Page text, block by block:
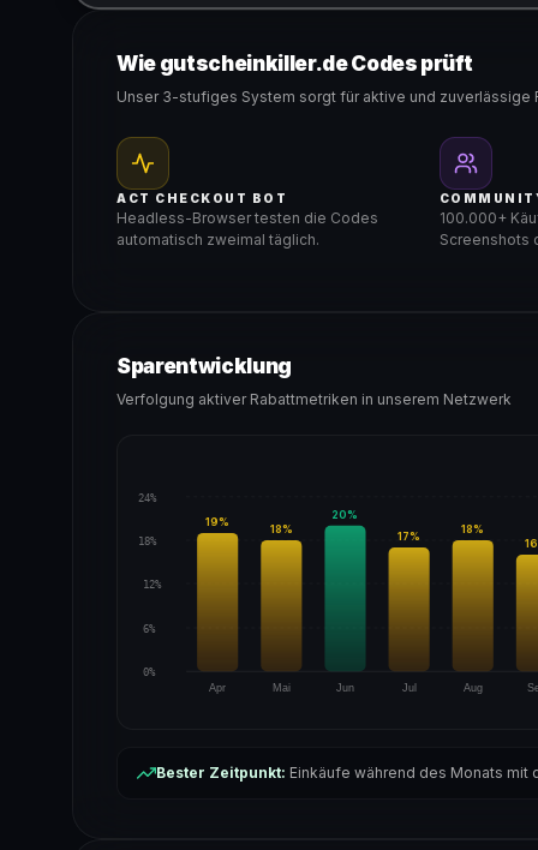
Gültig für teilnehmende Produkte
Wie gutscheinkiller.de Codes prüft
Unser 3-stufiges System sorgt für aktive und zuverlässige
ACT CHECKOUT BOT
Headless-Browser testen die Codes
automatisch zweimal täglich.
100.000+
Screenshots
Sparentwicklung
Verfolgung aktiver Rabattmetriken in unserem Netzwerk
24%
18%
12%
6%
0%
Apr
19%
Mai
18%
Jun
20%
Jul
17%
Aug
18%
16
Bester Zeitpunkt: Einkäufe während des Monats mit